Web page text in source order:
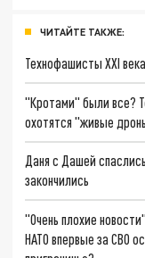
ЧИТАЙТЕ ТАКЖЕ:
Технофашисты XXI века
"Кротами" были все?
охотятся "живые
Даня с Дашей
закончились
"Очень плохие
НАТО впервые за СВО